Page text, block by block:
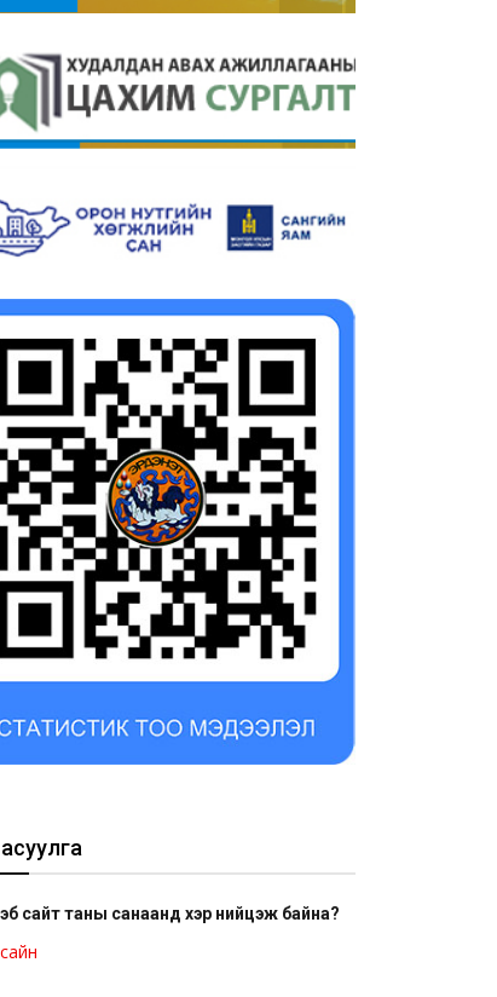
сайт таны санаанд хэр нийцэж байна?